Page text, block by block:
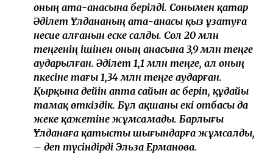
оның ата-анасына берілді. Сонымен қатар
Әділет Ұлдананың ата-анасы қыз ұзатуға
несие алғанын еске салды. Сол 20 млн
теңгенің ішінен оның анасына 3,9 млн теңге
аударылған. Әділет 1,1 млн теңге, ал оның
әпкесіне тағы 1,34 млн теңге аударған.
Қырқына дейін апта сайын ас беріп, құдайы
тамақ өткіздік. Бұл ақшаны екі отбасы да
жеке қажетіне жұмсамады. Барлығы
Ұлданаға қатысты шығындарға жұмсалды,
– деп түсіндірді Эльза Ерманова.